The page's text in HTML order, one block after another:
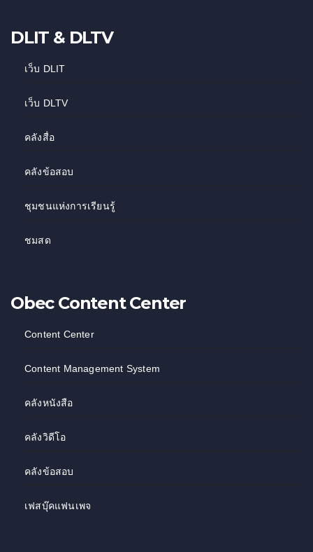
DLIT & DLTV
เว็บ DLIT
เว็บ DLTV
คลังสื่อ
คลังข้อสอบ
ชุมชนแห่งการเรียนรู้
ชมสด
Obec Content Center
Content Center
Content Management System
คลังหนังสือ
คลังวิดีโอ
คลังข้อสอบ
เฟสบุ๊คแฟนเพจ